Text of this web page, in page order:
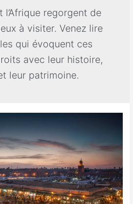
l’Afrique regorgent de
à visiter. Venez lire
qui évoquent ces
avec leur histoire,
leur patrimoine.